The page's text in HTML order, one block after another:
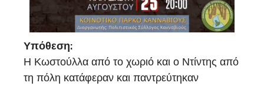
Υπόθεση:
Η Κωστούλλα από το χωριό και ο Ντίντης από
τη πόλη κατάφεραν και παντρεύτηκαν